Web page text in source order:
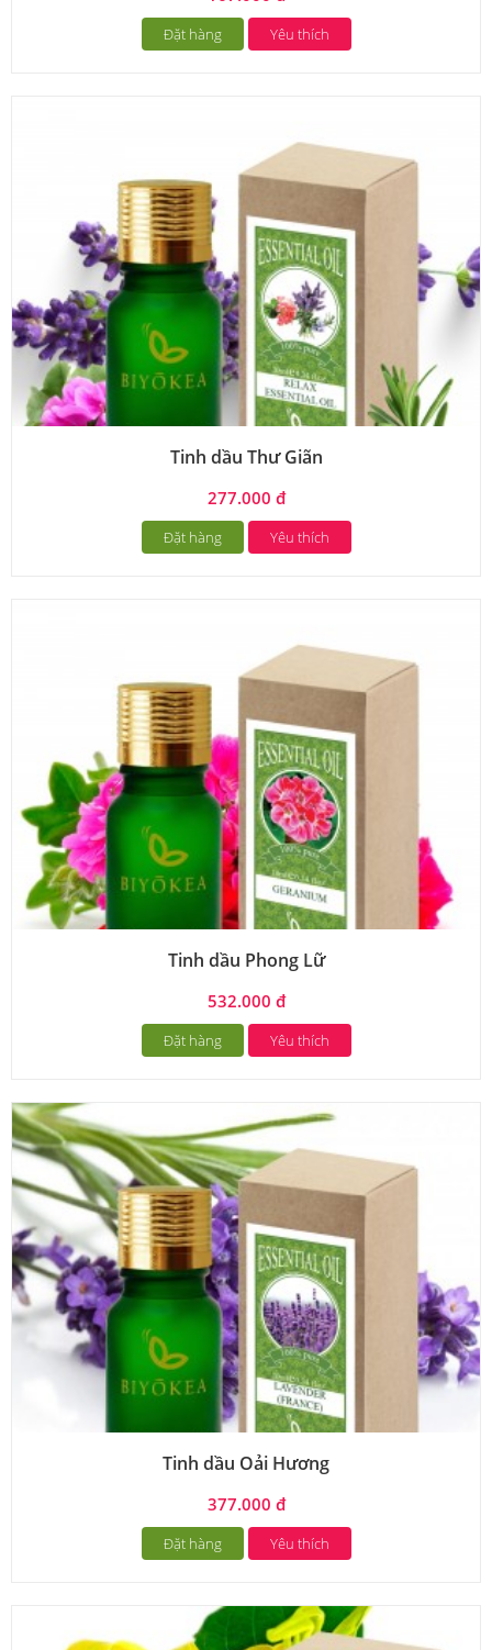
Đặt hàng Yêu thích
Tinh dầu Thư Giãn
277.000 đ
Đặt hàng Yêu thích
Tinh dầu Phong Lữ
532.000 đ
Đặt hàng Yêu thích
Tinh dầu Oải Hương
377.000 đ
Đặt hàng Yêu thích